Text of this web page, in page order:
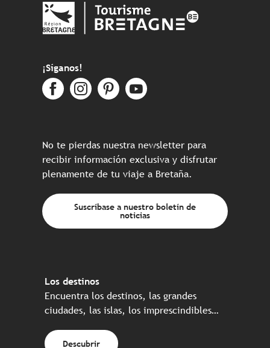
¡Síganos!
No te pierdas nuestra newsletter para
recibir información exclusiva y disfrutar
plenamente de tu viaje a Bretaña.
Suscríbase a nuestro boletín de
noticias
Los destinos
Encuentra los destinos, las grandes
ciudades, las islas, los imprescindibles…
Descubrir